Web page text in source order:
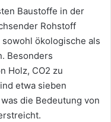
Baustoffe in der
Rohstoff
ökologische als
Besonders
Holz, CO2 zu
etwa sieben
die Bedeutung von